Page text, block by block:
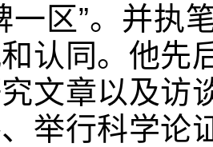
一区”。并执
认同。他先
文章以及访
举行科学论